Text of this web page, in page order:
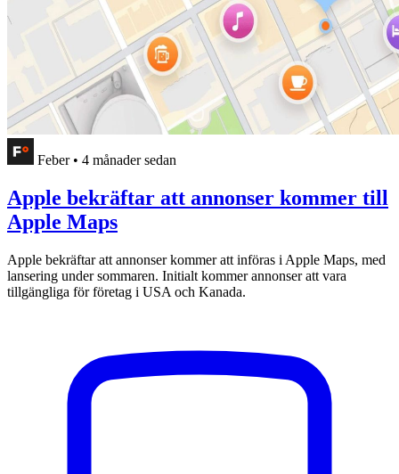
Feber • 4 månader sedan
Apple bekräftar att annonser kommer till
Apple Maps
Apple bekräftar att annonser kommer att införas i Apple Maps, med
lansering under sommaren. Initialt kommer annonser att vara
tillgängliga för företag i USA och Kanada.